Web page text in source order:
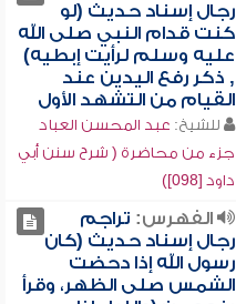
رجال إسناد حديث (لو
كنت قدام النبي صلى الله
عليه وسلم لرأيت إبطيه)
, ذكر رفع اليدين عند
القيام من التشهد الأول
للشيخ: عبد المحسن العباد
جزء من محاضرة ( شرح سنن أبي
داود [098])
الفهرس: تراجم
رجال إسناد حديث (كان
رسول الله إذا دحضت
الشمس صلى الظهر، وقرأ